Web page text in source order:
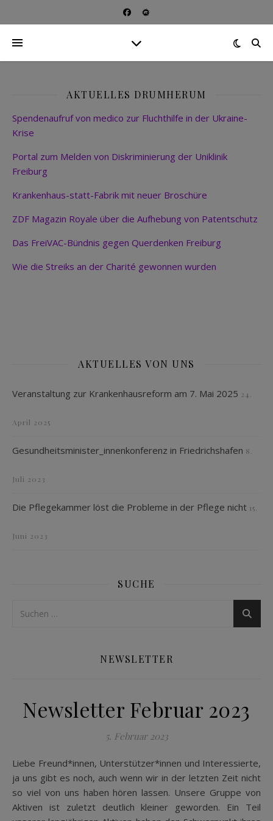
AKTUELLES DRUMHERUM
Spendenaufruf von medico zur Fluchthilfe in der Ukraine-
Krise
Portal zum Melden von Diskriminierung der Uniklinik
Freiburg
Krankenhaus-statt-Fabrik mit neuer Broschüre
ZDF Magazin Royale über die Aufhebung von Patentschutz
Das FreiVAC-Bündnis gegen Querdenken Freiburg
Wie die Streiks an der Charité gewonnen wurden
AKTUELLES VON UNS
Veranstaltung zur Krankenhausreform am 7. Mai 2025 24.
April 2025
Gesundheitsminister_innenkonferenz in Friedrichshafen 8.
Juli 2023
Die Pflegekammer löst die Probleme in der Pflege nicht 15.
Juni 2023
SUCHE
NEWSLETTER
Newsletter Februar 2023
5. Februar 2023
Liebe Freund*innen, Unterstützer*innen und Interessierte,
ja uns gibt es noch, auch wenn wir in der letzten Zeit nicht
so viel von uns haben hören lassen. Unsere Gruppe von
Aktiven ist zuletzt deutlich kleiner geworden. Ein Teil